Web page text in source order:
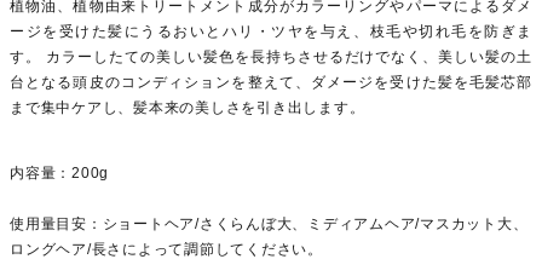
植物油、植物由来トリートメント成分がカラーリングやパーマによるダメ
ージを受けた髪にうるおいとハリ・ツヤを与え、枝毛や切れ毛を防ぎま
す。 カラーしたての美しい髪色を長持ちさせるだけでなく、美しい髪の土
台となる頭皮のコンディションを整えて、ダメージを受けた髪を毛髪芯部
まで集中ケアし、髪本来の美しさを引き出します。
内容量：200g
使用量目安：ショートヘア/さくらんぼ大、ミディアムヘア/マスカット大、
ロングヘア/長さによって調節してください。